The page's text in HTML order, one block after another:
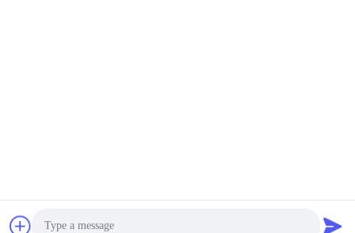
Erhalten Sie besten Preis